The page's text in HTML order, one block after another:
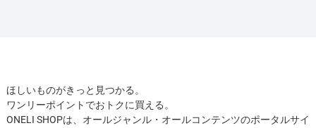
ほしいものがきっと見つかる。
ワンリーポイントでおトクに買える。
ONELI SHOPは、オールジャンル・オールコンテンツのポータルサイ